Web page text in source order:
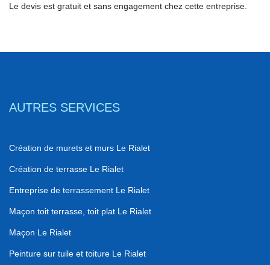
Le devis est gratuit et sans engagement chez cette entreprise.
AUTRES SERVICES
Création de murets et murs Le Rialet
Création de terrasse Le Rialet
Entreprise de terrassement Le Rialet
Maçon toit terrasse, toit plat Le Rialet
Maçon Le Rialet
Peinture sur tuile et toiture Le Rialet